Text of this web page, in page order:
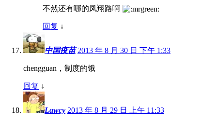
不然还有哪的凤翔路啊
回复 ↓
中国疫苗 2013 年 8 月 30 日 下午 1:33
chengguan，制度的饿
回复 ↓
Lawcy 2013 年 8 月 29 日 上午 11:33